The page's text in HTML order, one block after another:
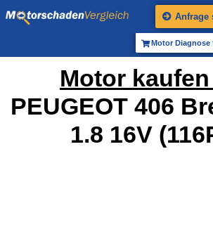
Anfrage
Motor Diagnose
Motor
PEUGEOT 406
1.8 16V